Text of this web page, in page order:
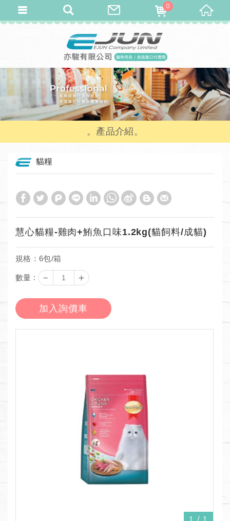
產品介紹
貓糧
慧心貓糧-雞肉+鮪魚口味1.2kg(貓飼料/成貓)
規格：6包/箱
數量 : － ＋
加入詢價車
0